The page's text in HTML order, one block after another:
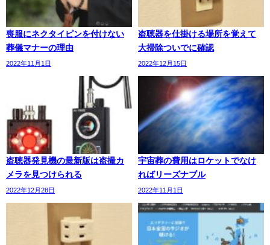
喪服にネクタイピンを付けない
葬儀マナーの理由
2022年11月1日
盗聴器を仕掛ける場所を覚えて
大掃除ついでに確認
2022年12月15日
盗聴器発見機の最新版は盗撮カ
メラを見つけられる
2022年12月28日
宇宙葬の費用はロケットでなけ
ればリーズナブル
2022年11月1日